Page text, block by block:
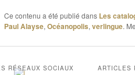
Ce contenu a été publié dans Les
Paul Alayse,Océanopolis,verlingue.
RÉSEAUX SOCIAUX ARTICLES